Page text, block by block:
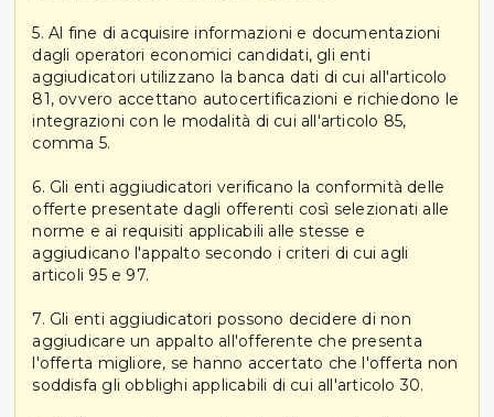
5. Al fine di acquisire informazioni e documentazioni
dagli operatori economici candidati, gli enti
aggiudicatori utilizzano la banca dati di cui all'articolo
81, ovvero accettano autocertificazioni e richiedono le
integrazioni con le modalità di cui all'articolo 85,
comma 5.
6. Gli enti aggiudicatori verificano la conformità delle
offerte presentate dagli offerenti così selezionati alle
norme e ai requisiti applicabili alle stesse e
aggiudicano l'appalto secondo i criteri di cui agli
articoli 95 e 97.
7. Gli enti aggiudicatori possono decidere di non
aggiudicare un appalto all'offerente che presenta
l'offerta migliore, se hanno accertato che l'offerta non
soddisfa gli obblighi applicabili di cui all'articolo 30.